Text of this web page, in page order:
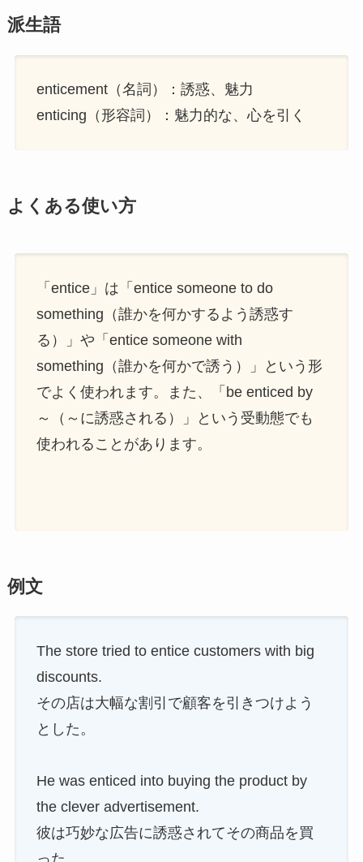
派生語
enticement（名詞）：誘惑、魅力
enticing（形容詞）：魅力的な、心を引く
よくある使い方
「entice」は「entice someone to do
something（誰かを何かするよう誘惑す
る）」や「entice someone with
something（誰かを何かで誘う）」という形
でよく使われます。また、「be enticed by
～（～に誘惑される）」という受動態でも
使われることがあります。
例文
The store tried to entice customers with big
discounts.
その店は大幅な割引で顧客を引きつけよう
とした。
He was enticed into buying the product by
the clever advertisement.
彼は巧妙な広告に誘惑されてその商品を買
った。